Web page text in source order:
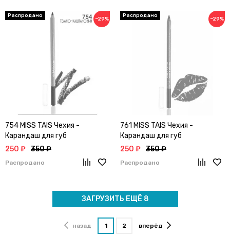
−29%
754 MISS TAIS Чехия -
Карандаш для губ
250 ₽ 350 ₽
Распродано
−29%
761 MISS TAIS Чехия -
Карандаш для губ
250 ₽ 350 ₽
Распродано
ЗАГРУЗИТЬ ЕЩЁ 8
назад 1 2 вперёд